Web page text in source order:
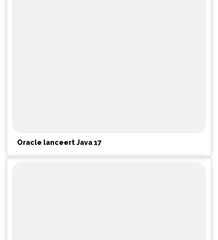
Oracle lanceert Java 17